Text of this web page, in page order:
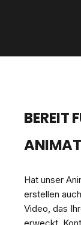
BEREIT
Hat unser
erstellen
Video, das
erweckt.